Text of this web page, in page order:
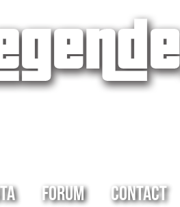
Forum Contact